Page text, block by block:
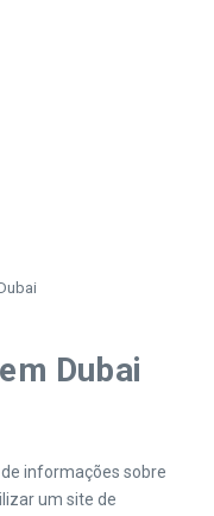
Dubai
informações sobre
um site de